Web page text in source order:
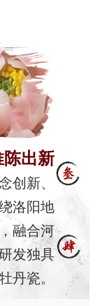
陈出新
创新、
洛阳地
融合河
发独具
丹瓷。